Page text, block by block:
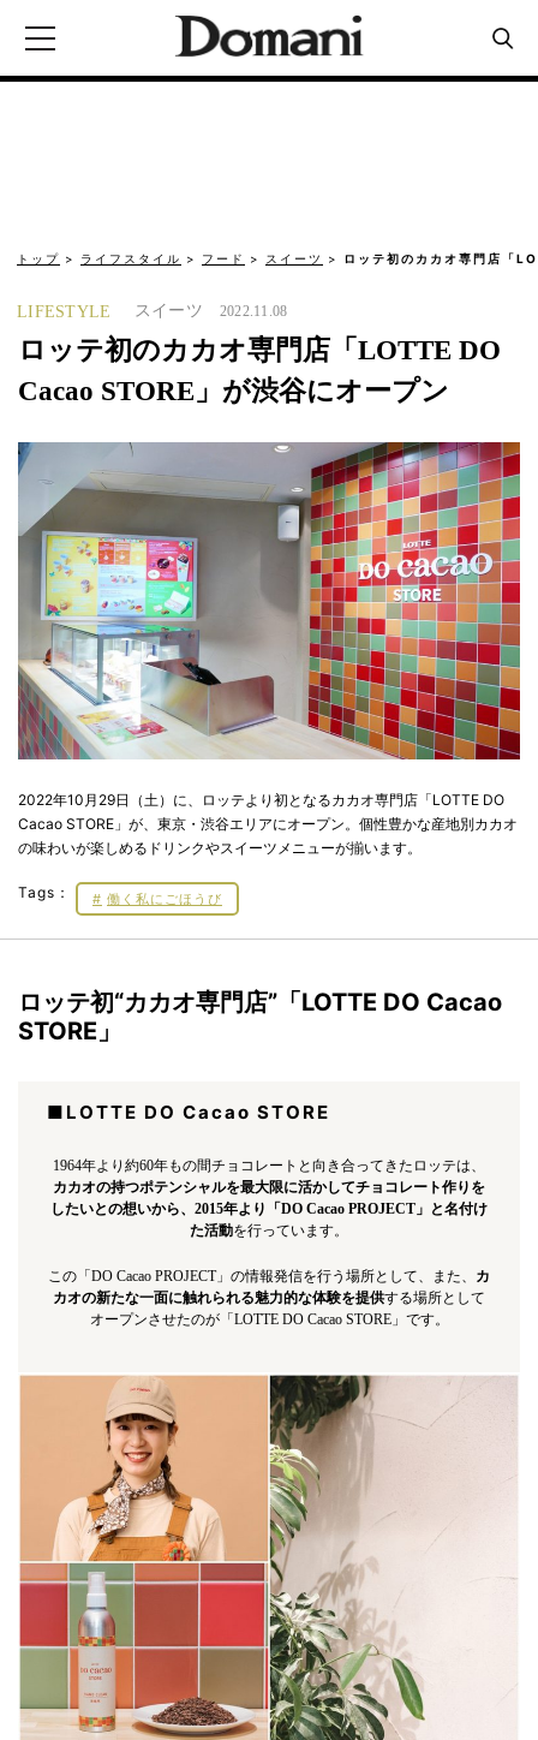
トップ ライフスタイル フード スイーツ ロッテ初のカカオ専門店「
LIFESTYLE スイーツ 2022.11.08
ロッテ初のカカオ専門店「LOTTE DO
Cacao STORE」が渋谷にオープン
2022年10月29日（土）に、ロッテより初となるカカオ専門店「LOTTE DO
Cacao STORE」が、東京・渋谷エリアにオープン。個性豊かな産地別カカオ
の味わいが楽しめるドリンクやスイーツメニューが揃います。
Tags： 働く私にごほうび
ロッテ初“カカオ専門店”「LOTTE DO Cacao
STORE」
■LOTTE DO Cacao STORE
1964年より約60年もの間チョコレートと向き合ってきたロッテは、
カカオの持つポテンシャルを最大限に活かしてチョコレート作りを
したいとの想いから、2015年より「DO Cacao PROJECT」と名付け
た活動を行っています。
この「DO Cacao PROJECT」の情報発信を行う場所として、また、 カ
カオの新たな一面に触れられる魅力的な体験を提供する場所として
オープンさせたのが「LOTTE DO Cacao STORE」です。